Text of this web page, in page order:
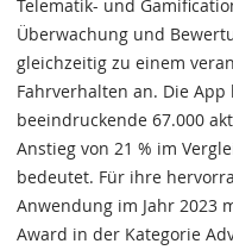
Telematik- und
Überwachung und
gleichzeitig zu einem
Fahrverhalten an. Die
beeindruckende 67.000
Anstieg von 21 % im
bedeutet. Für ihre
Anwendung im Jahr 2023
Award in der Kategorie